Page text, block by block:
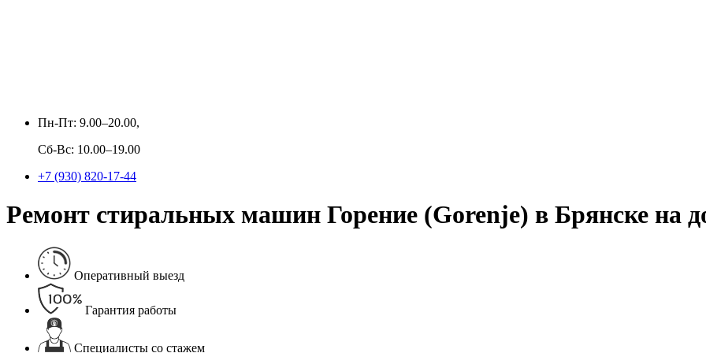
Пн-Пт: 9.00–20.00,
Сб-Вс: 10.00–19.00
+7 (930) 820-17-44
Ремонт стиральных машин Горение (Gorenje) в Брянске на
Оперативный выезд
Гарантия работы
Специалисты со стажем